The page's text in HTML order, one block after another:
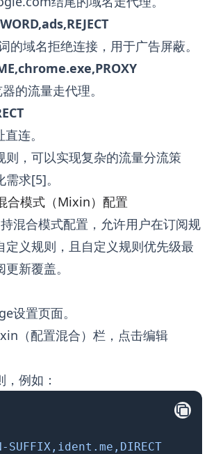
的域名拒绝连接，用于广告屏蔽。
的流量走代理。
连。
则，可以实现复杂的流量分流策
求[5]。
合模式（Mixin）配置
混合模式配置，允许用户在订阅规
定义规则，且自定义规则优先级最
新覆盖。
设置页面。
（配置混合）栏，点击编辑
例如：
SUFFIX,ident.me,DIRECT